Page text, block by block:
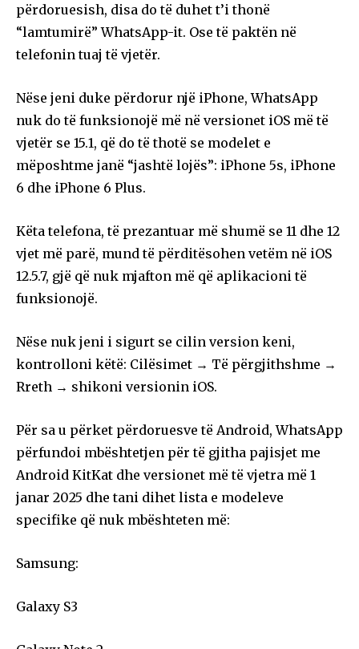
përdoruesish, disa do të duhet t’i thonë
“lamtumirë” WhatsApp-it. Ose të paktën në
telefonin tuaj të vjetër.
Nëse jeni duke përdorur një iPhone, WhatsApp
nuk do të funksionojë më në versionet iOS më të
vjetër se 15.1, që do të thotë se modelet e
mëposhtme janë “jashtë lojës”: iPhone 5s, iPhone
6 dhe iPhone 6 Plus.
Këta telefona, të prezantuar më shumë se 11 dhe 12
vjet më parë, mund të përditësohen vetëm në iOS
12.5.7, gjë që nuk mjafton më që aplikacioni të
funksionojë.
Nëse nuk jeni i sigurt se cilin version keni,
kontrolloni këtë: Cilësimet → Të përgjithshme →
Rreth → shikoni versionin iOS.
Për sa u përket përdoruesve të Android, WhatsApp
përfundoi mbështetjen për të gjitha pajisjet me
Android KitKat dhe versionet më të vjetra më 1
janar 2025 dhe tani dihet lista e modeleve
specifike që nuk mbështeten më:
Samsung:
Galaxy S3